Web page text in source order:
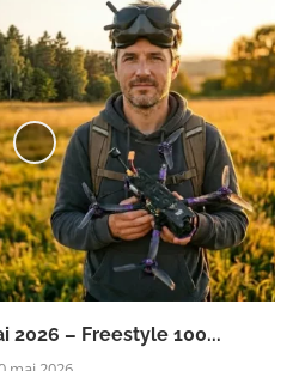
2026 – Freestyle 100...